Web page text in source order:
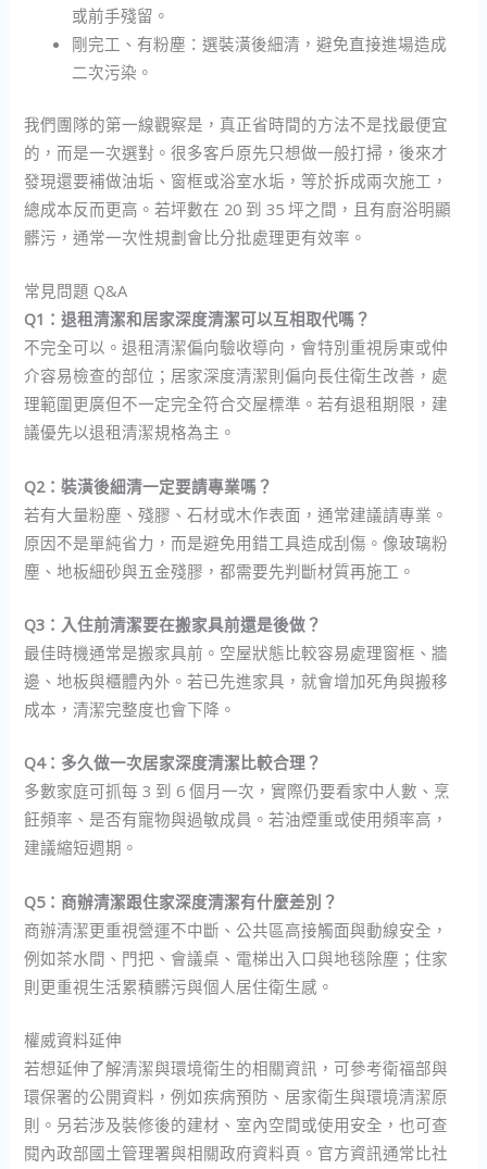
或前手殘留。
剛完工、有粉塵：選裝潢後細清，避免直接進場造成
二次污染。
我們團隊的第一線觀察是，真正省時間的方法不是找最便宜
的，而是一次選對。很多客戶原先只想做一般打掃，後來才
發現還要補做油垢、窗框或浴室水垢，等於拆成兩次施工，
總成本反而更高。若坪數在 20 到 35 坪之間，且有廚浴明顯
髒污，通常一次性規劃會比分批處理更有效率。
常見問題 Q&A
Q1：退租清潔和居家深度清潔可以互相取代嗎？
不完全可以。退租清潔偏向驗收導向，會特別重視房東或仲
介容易檢查的部位；居家深度清潔則偏向長住衛生改善，處
理範圍更廣但不一定完全符合交屋標準。若有退租期限，建
議優先以退租清潔規格為主。
Q2：裝潢後細清一定要請專業嗎？
若有大量粉塵、殘膠、石材或木作表面，通常建議請專業。
原因不是單純省力，而是避免用錯工具造成刮傷。像玻璃粉
塵、地板細砂與五金殘膠，都需要先判斷材質再施工。
Q3：入住前清潔要在搬家具前還是後做？
最佳時機通常是搬家具前。空屋狀態比較容易處理窗框、牆
邊、地板與櫃體內外。若已先進家具，就會增加死角與搬移
成本，清潔完整度也會下降。
Q4：多久做一次居家深度清潔比較合理？
多數家庭可抓每 3 到 6 個月一次，實際仍要看家中人數、烹
飪頻率、是否有寵物與過敏成員。若油煙重或使用頻率高，
建議縮短週期。
Q5：商辦清潔跟住家深度清潔有什麼差別？
商辦清潔更重視營運不中斷、公共區高接觸面與動線安全，
例如茶水間、門把、會議桌、電梯出入口與地毯除塵；住家
則更重視生活累積髒污與個人居住衛生感。
權威資料延伸
若想延伸了解清潔與環境衛生的相關資訊，可參考衛福部與
環保署的公開資料，例如疾病預防、居家衛生與環境清潔原
則。另若涉及裝修後的建材、室內空間或使用安全，也可查
閱內政部國土管理署與相關政府資料頁。官方資訊通常比社